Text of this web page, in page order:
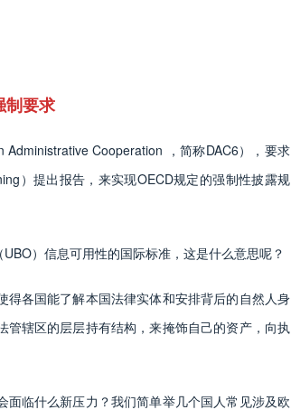
制要求
Cooperation ，简称DAC6），要求
）提出报告，来实现OECD规定的强制性披露规
）信息可用性的国际标准，这是什么意思呢？
各国能了解本国法律实体和安排背后的自然人身
辖区的层层持有结构，来掩饰自己的资产，向执
临什么新压力？我们简单举几个国人常见涉及欧